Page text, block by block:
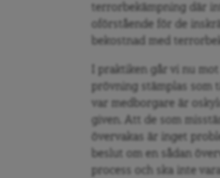
terrorbekämpning där
oförstående för de
bekostnad med
I praktiken går vi nu
prövning stämplas
var medborgare är
given. Att de som
övervakas är inget
beslut om en sådan
process och ska inte